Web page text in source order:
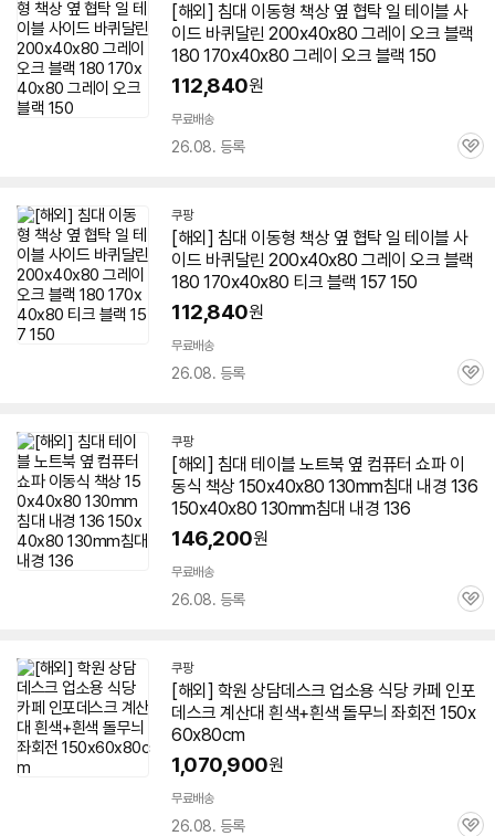
[해외] 침대 이동형 책상 옆 협탁 일 테이블 사
이드 바퀴달린 200x40x80 그레이 오크 블랙
180 170x40x80 그레이 오크 블랙 150
112,840원
무료배송
26.08. 등록
관
쿠팡
[해외] 침대 이동형 책상 옆 협탁 일 테이블 사
이드 바퀴달린 200x40x80 그레이 오크 블랙
180 170x40x80 티크 블랙 157 150
112,840원
무료배송
26.08. 등록
관
쿠팡
[해외] 침대 테이블 노트북 옆 컴퓨터 쇼파 이
동식 책상 150x40x80 130mm침대 내경 136
150x40x80 130mm침대 내경 136
146,200원
무료배송
26.08. 등록
관
쿠팡
[해외] 학원 상담데스크 업소용 식당 카페 인포
데스크 계산대 흰색+흰색 돌무늬 좌회전 150x
60x80cm
1,070,900원
무료배송
26.08. 등록